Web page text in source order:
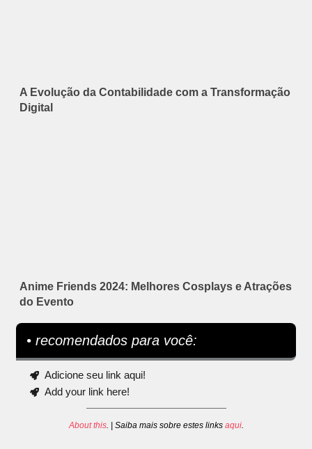
A Evolução da Contabilidade com a Transformação
Digital
Anime Friends 2024: Melhores Cosplays e Atrações
do Evento
• recomendados para você:
Adicione seu link aqui!
Add your link here!
About this. | Saiba mais sobre estes links aqui.